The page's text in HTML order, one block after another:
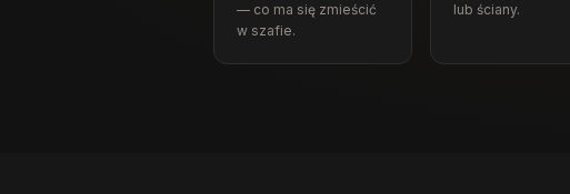
— co ma się zmieścić
w szafie.
lub ściany.